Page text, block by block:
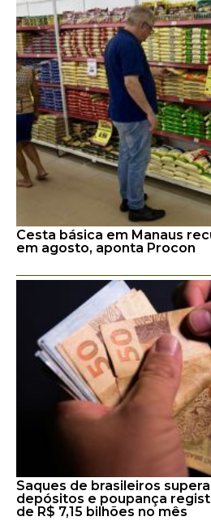
Cesta básica em Manaus
em agosto, aponta Procon
Saques de brasileiros
depósitos e poupança
de R$ 7,15 bilhões no mês